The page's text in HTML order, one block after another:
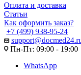
Оплата и доставка
Статьи
Как оформить заказ?
+7 (499) 938-95-24
Пн-Пт: 09:00 - 19:00
WhatsApp